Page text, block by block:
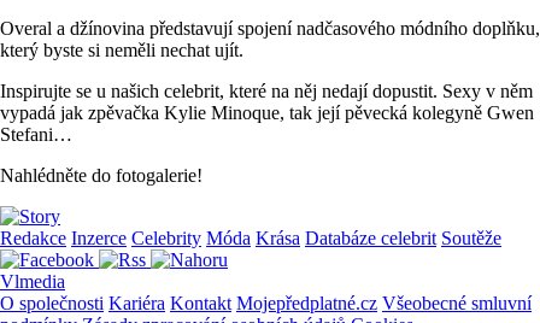
Overal a džínovina představují spojení nadčasového módního doplňku,
který byste si neměli nechat ujít.
Inspirujte se u našich celebrit, které na něj nedají dopustit. Sexy v něm
vypadá jak zpěvačka Kylie Minoque, tak její pěvecká kolegyně Gwen
Stefani…
Nahlédněte do fotogalerie!
Redakce Inzerce Celebrity Móda Krása Databáze celebrit Soutěže
Vlmedia
O společnosti Kariéra Kontakt Mojepředplatné.cz Všeobecné smluvní